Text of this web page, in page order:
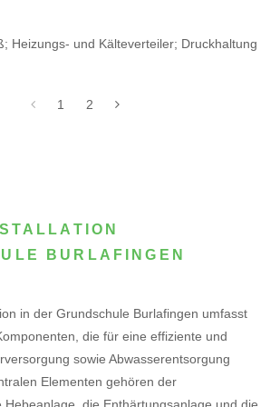
Heizungs- und Kälteverteiler; Druckhaltung
1 2
BURLAFINGEN
in der Grundschule Burlafingen umfasst
die für eine effiziente und
sowie Abwasserentsorgung
Elementen gehören der